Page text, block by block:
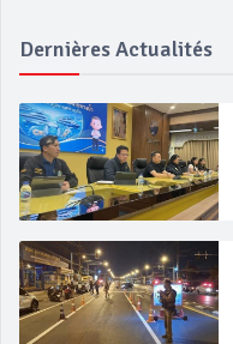
Dernières Actualités